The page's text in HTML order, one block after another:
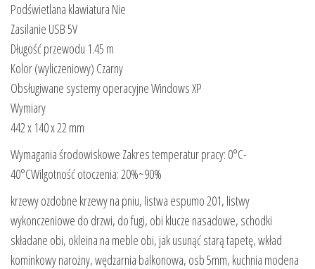
Podświetlana klawiatura Nie
Zasilanie USB 5V
Długość przewodu 1.45 m
Kolor (wyliczeniowy) Czarny
Obsługiwane systemy operacyjne Windows XP
Wymiary
442 x 140 x 22 mm
Wymagania środowiskowe Zakres temperatur pracy: 0°C-
40°CWilgotność otoczenia: 20%~90%
krzewy ozdobne krzewy na pniu, listwa espumo 201, listwy
wykonczeniowe do drzwi, do fugi, obi klucze nasadowe, schodki
składane obi, okleina na meble obi, jak usunąć starą tapetę, wkład
kominkowy narożny, wędzarnia balkonowa, osb 5mm, kuchnia modena